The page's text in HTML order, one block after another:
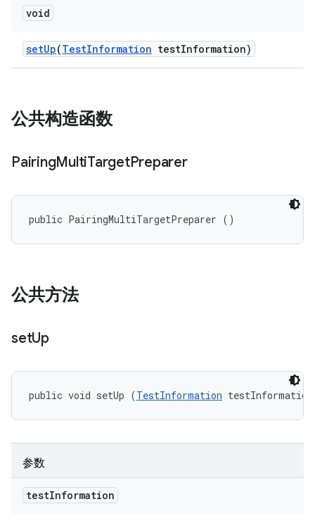
void
setUp(TestInformation testInformation)
公共构造函数
PairingMultiTargetPreparer
public PairingMultiTargetPreparer ()
公共方法
setUp
public void setUp (TestInformation
参数
testInformation